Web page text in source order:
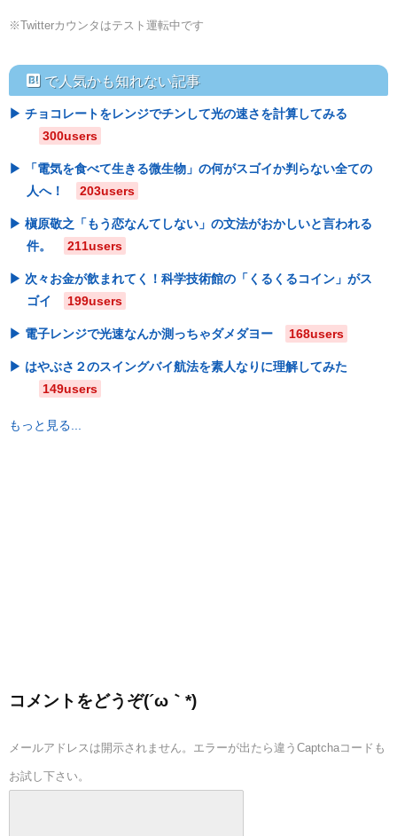
※Twitterカウンタはテスト運転中です
hatebu で人気かも知れない記事
チョコレートをレンジでチンして光の速さを計算してみる
300users
「電気を食べて生きる微生物」の何がスゴイか判らない全ての
人へ！
203users
槇原敬之「もう恋なんてしない」の文法がおかしいと言われる
件。
211users
次々お金が飲まれてく！科学技術館の「くるくるコイン」がス
ゴイ
199users
電子レンジで光速なんか測っちゃダメダヨー 168users
はやぶさ２のスイングバイ航法を素人なりに理解してみた
149users
もっと見る...
コメントをどうぞ(´ω｀*)
メールアドレスは開示されません。エラーが出たら違うCaptchaコードも
お試し下さい。